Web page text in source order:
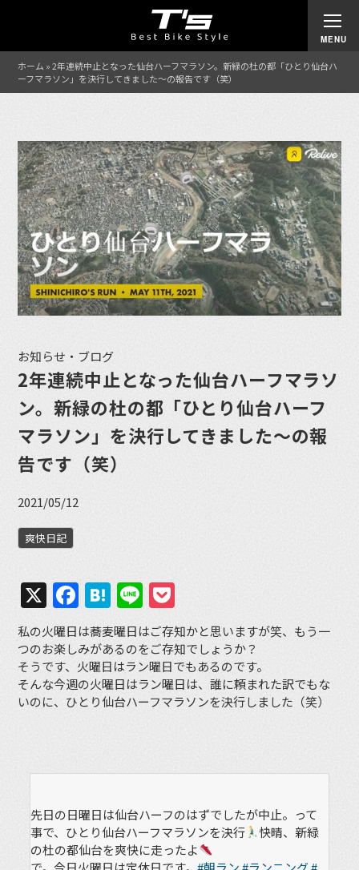
ホーム »2年連続中止となった仙台ハーフマラソン。新緑の杜の都「ひとり仙台ハ
ーフマラソン」を決行してきました〜の報告です（笑）
お知らせ・ブログ
2年連続中止となった仙台ハーフマラソ
ン。新緑の杜の都「ひとり仙台ハーフ
マラソン」を決行してきました〜の報
告です（笑）
2021/05/12
爽快日記
X Facebook
Hatena
Line
私の火曜日は蕎麦曜日はご存知かと思いますが笑、もう一
つのお楽しみがあるのをご存知でしょうか？
そうです、火曜日はラン曜日でもあるのです。
そんな今週の火曜日はラン曜日は、誰に頼まれた訳でもな
いのに、ひとり仙台ハーフマラソンを決行しました（笑）
先日の日曜日は仙台ハーフのはずでしたが中止。って
事で、ひとり仙台ハーフマラソンを決行
快晴、新緑
の杜の都仙台を爽快に走ったよ